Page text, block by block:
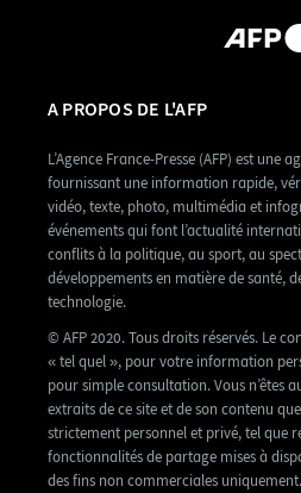
A PROPOS DE L'AFP
L’Agence France-Presse (AFP) est une
fournissant une information rapide,
vidéo, texte, photo, multimédia et
événements qui font l’actualité
conflits à la politique, au sport, au
développements en matière de santé,
technologie.
© AFP 2020. Tous droits réservés. Le
« tel quel », pour votre information
pour simple consultation. Vous n’êtes
extraits de ce site et de son contenu
strictement personnel et privé, tel que
fonctionnalités de partage mises à
des fins non commerciales